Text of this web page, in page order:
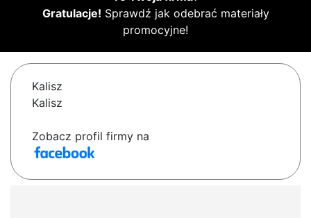
Gratulacje! Sprawdź jak odebrać materiały
promocyjne!
Kalisz
Kalisz
Zobacz profil firmy na